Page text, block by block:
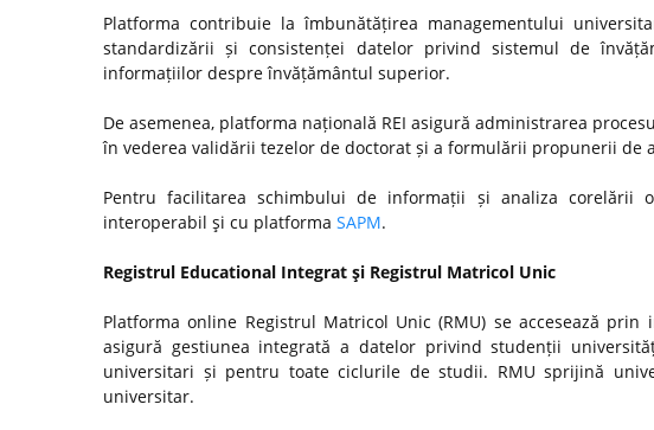
Platforma contribuie la îmbunătățirea managementului
standardizării și consistenței datelor privind sistemul de
informațiilor despre învățământul superior.
De asemenea, platforma națională REI asigură administrarea
în vederea validării tezelor de doctorat și a formulării propunerii de
Pentru facilitarea schimbului de informații și analiza corelării
interoperabil şi cu platforma SAPM.
Registrul Educational Integrat şi Registrul Matricol Unic
Platforma online Registrul Matricol Unic (RMU) se accesează
asigură gestiunea integrată a datelor privind studenții
universitari și pentru toate ciclurile de studii. RMU sprijină
universitar.